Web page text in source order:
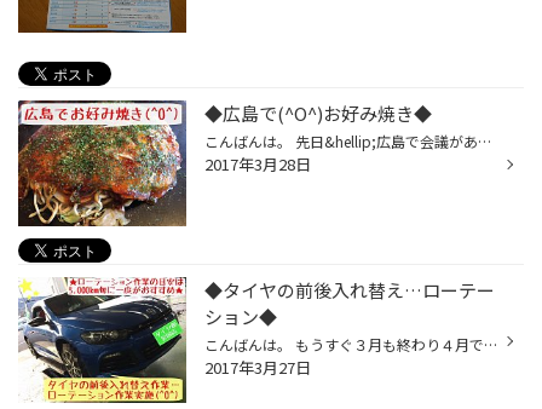
◆広島で(^O^)お好み焼き◆
こんばんは。 先日&hellip;広島で会議があり 山口からは下松店周南店&hellip; 広島からは可部店の店長と 一緒にお昼お好み焼き(^O^) ⬇︎広島での会議前&hellip; ⬇︎私のお腹は満足(^O^)&hellip; たまにしか食べないお好み焼き 本当に美味しかったですよ(^O^)
2017年3月28日
◆タイヤの前後入れ替え…ローテー
ション◆
こんばんは。 もうすぐ３月も終わり４月ですよ。 お出かけドライブ最高の季節到来。 その前にタイヤ点検お気軽にー。 いつもご利用頂いているMさん&hellip; 定期的なローテーション実施^_^ ⬇︎タイヤの前後入れ替え作業&hellip; アルミは有名メーカー(^O^) ⬇︎ど真ん中取り付け&hellip; お洒落カッコ...
2017年3月27日